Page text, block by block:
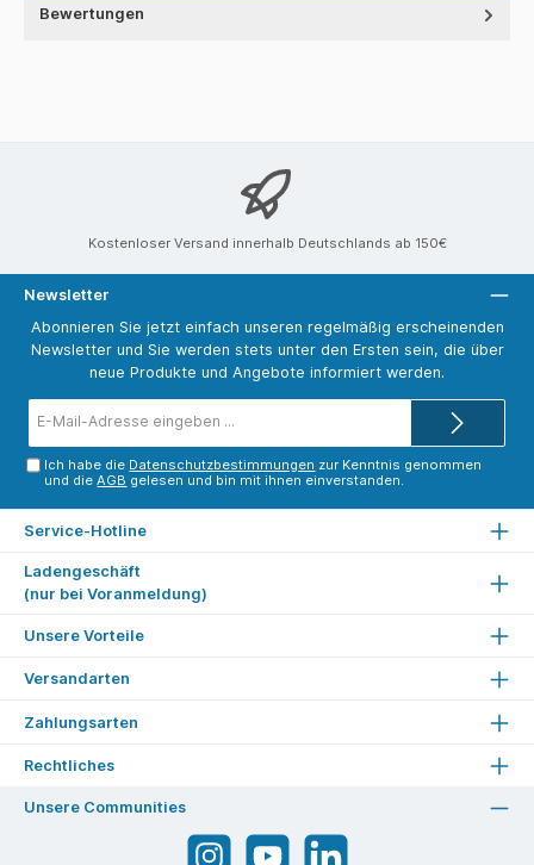
Bewertungen
Kostenloser Versand innerhalb Deutschlands ab 150€
Newsletter
Abonnieren Sie jetzt einfach unseren regelmäßig erscheinenden
Newsletter und Sie werden stets unter den Ersten sein, die über
neue Produkte und Angebote informiert werden.
Mail-
Ich habe die Datenschutzbestimmungen zur Kenntnis genommen
und dieAGB gelesen und bin mit ihnen einverstanden.
Service-Hotline
Ladengeschäft
(nur bei Voranmeldung)
Unsere Vorteile
Versandarten
Zahlungsarten
Rechtliches
Unsere Communities